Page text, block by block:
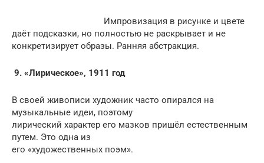
Импровизация в рисунке и цвете
даёт подсказки, но полностью не раскрывает и не
конкретизирует образы. Ранняя абстракция.
9. «Лирическое», 1911 год
В своей живописи художник часто опирался на
музыкальные идеи, поэтому
лирический характер его мазков пришёл естественным
путем. Это одна из
его «художественных поэм».